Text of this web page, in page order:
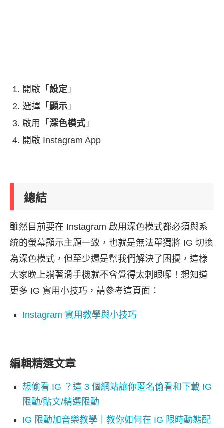
開啟「 設定 」
選擇「 顯示 」
啟用「 深色模式 」
開啟 Instagram App
總結
雖然目前要在 Instagram 啟用深色模式都必須與系
統的螢幕顯示主題一致，也就是無法單獨將 IG 切換
為深色模式，但至少還是幫我們解決了困擾，這樣
大家晚上躺著滑手機就不會覺得太刺眼囉！想知道
更多 IG 實用小技巧，請參考這頁面：
Instagram 實用教學與小技巧
編輯精選文章
想偷看 IG ？這 3 個網站讓你匿名偷看和下載 IG
限動/貼文/精選限動
IG 限動加音樂教學｜教你如何在 IG 限時動態配